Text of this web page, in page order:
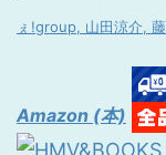
ぇ!group, 山田涼介,
Amazon (本)